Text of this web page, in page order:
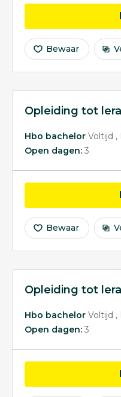
Bewaar
Opleiding tot
Hbo bachelor Voltijd
Open dagen: 3
Bewaar
Opleiding tot
Hbo bachelor Voltijd
Open dagen: 3